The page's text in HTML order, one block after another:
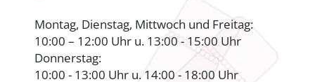
Montag, Dienstag, Mittwoch und Freitag:
10:00 – 12:00 Uhr u. 13:00 - 15:00 Uhr
Donnerstag:
10:00 - 13:00 Uhr u. 14:00 - 18:00 Uhr